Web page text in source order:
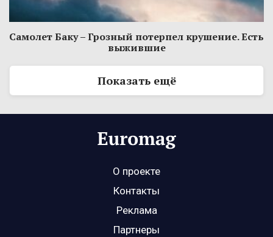
Самолет Баку – Грозный потерпел крушение. Есть
выжившие
Показать ещё
О проекте
Контакты
Реклама
Партнеры